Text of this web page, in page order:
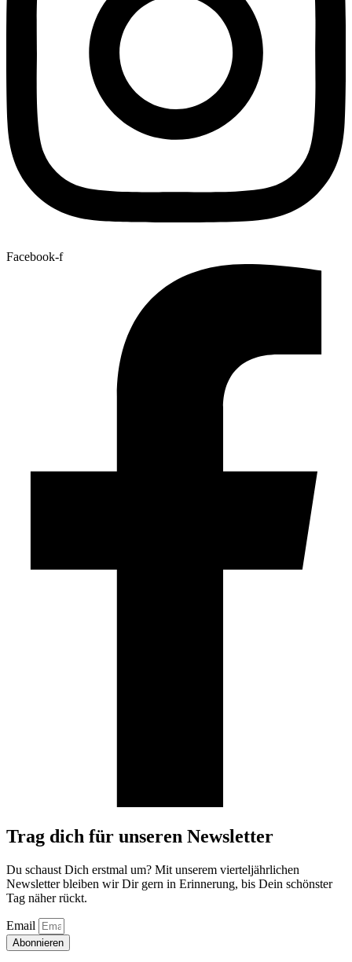
Facebook-f
Trag dich für unseren Newsletter
Du schaust Dich erstmal um? Mit unserem vierteljährlichen
Newsletter bleiben wir Dir gern in Erinnerung, bis Dein schönster
Tag näher rückt.
Email
Abonnieren